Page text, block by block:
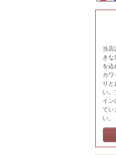
当店
き
を込
カワ
りと
い。
イン
てい
い。